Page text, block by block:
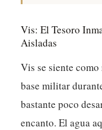
Vis: El Tesoro
Aisladas
Vis se siente
base militar
bastante poco
encanto. El agua